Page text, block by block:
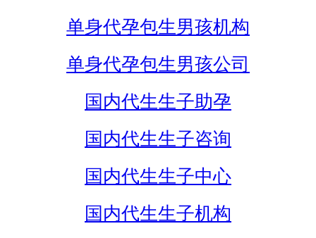
单身代孕包生男孩机构
单身代孕包生男孩公司
国内代生生子助孕
国内代生生子咨询
国内代生生子中心
国内代生生子机构